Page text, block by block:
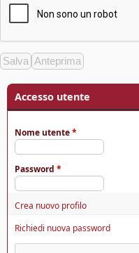
Accesso utente
Nome utente*
Password *
Crea nuovo profilo
Richiedi nuova password